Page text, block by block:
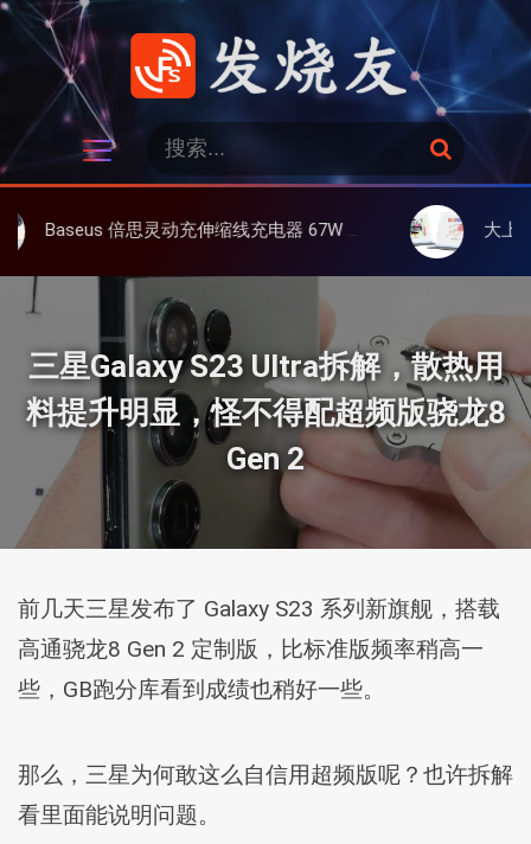
跳
发烧友
：
搜
索
伸缩线充电器 67W 3C，超耐用可伸缩线、氮化镓、3C多设备同时充 大上 Paperlike 13K 彩屏版
三星Galaxy S23 Ultra拆解，散热用
料提升明显，怪不得配超频版骁龙8
Gen 2
前几天三星发布了 Galaxy S23 系列新旗舰，搭载
高通骁龙8 Gen 2 定制版，比标准版频率稍高一
些，GB跑分库看到成绩也稍好一些。
那么，三星为何敢这么自信用超频版呢？也许拆解
看里面能说明问题。